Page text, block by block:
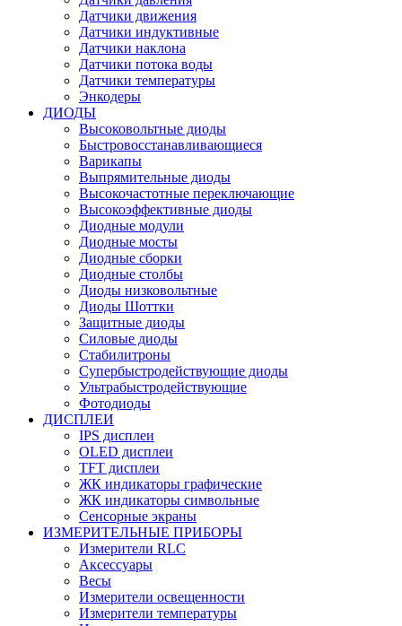
Датчики движения
Датчики индуктивные
Датчики наклона
Датчики потока воды
Датчики температуры
Энкодеры
ДИОДЫ
Высоковольтные диоды
Быстровосстанавливающиеся
Варикапы
Выпрямительные диоды
Высокочастотные переключающие
Высокоэффективные диоды
Диодные модули
Диодные мосты
Диодные сборки
Диодные столбы
Диоды низковольтные
Диоды Шоттки
Защитные диоды
Силовые диоды
Стабилитроны
Супербыстродействующие диоды
Ультрабыстродействующие
Фотодиоды
ДИСПЛЕИ
IPS дисплеи
OLED дисплеи
TFT дисплеи
ЖК индикаторы графические
ЖК индикаторы символьные
Сенсорные экраны
ИЗМЕРИТЕЛЬНЫЕ ПРИБОРЫ
Измерители RLC
Аксессуары
Весы
Измерители освещенности
Измерители температуры